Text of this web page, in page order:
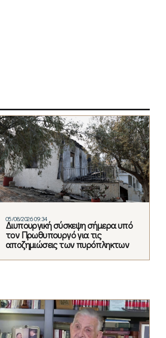
05/08/2026 09:34
Διυπουργική σύσκεψη σήμερα υπό
τον Πρωθυπουργό για τις
αποζημιώσεις των πυρόπληκτων